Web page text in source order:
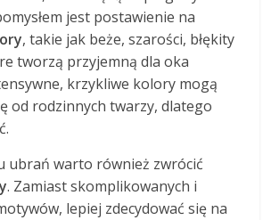
jest postawienie na
, takie jak beże, szarości, błękity
tworzą przyjemną dla oka
krzykliwe kolory mogą
od rodzinnych twarzy, dlatego
ubrań warto również zwrócić
. Zamiast skomplikowanych i
lepiej zdecydować się na